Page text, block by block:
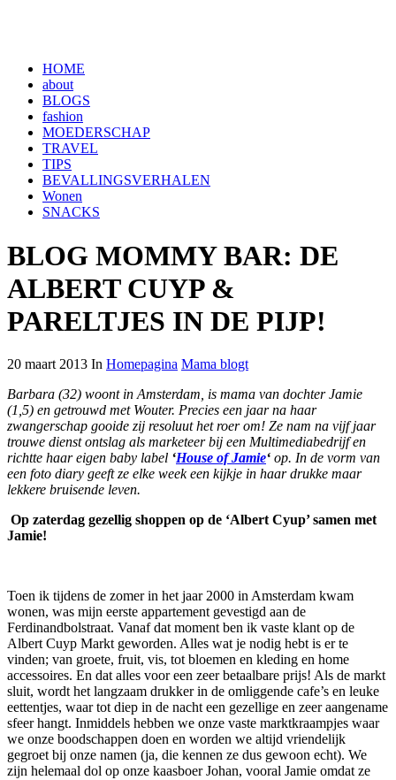
HOME
about
BLOGS
fashion
MOEDERSCHAP
TRAVEL
TIPS
BEVALLINGSVERHALEN
Wonen
SNACKS
BLOG MOMMY BAR: DE
ALBERT CUYP &
PARELTJES IN DE PIJP!
20 maart 2013 In Homepagina Mama blogt
Barbara (32) woont in Amsterdam, is mama van dochter Jamie
(1,5) en getrouwd met Wouter. Precies een jaar na haar
zwangerschap gooide zij resoluut het roer om! Ze nam na vijf jaar
trouwe dienst ontslag als marketeer bij een Multimediabedrijf en
richtte haar eigen baby label ‘House of Jamie‘ op. In de vorm van
een foto diary geeft ze elke week een kijkje in haar drukke maar
lekkere bruisende leven.
Op zaterdag gezellig shoppen op de ‘Albert Cyup’ samen met
Jamie!
Toen ik tijdens de zomer in het jaar 2000 in Amsterdam kwam
wonen, was mijn eerste appartement gevestigd aan de
Ferdinandbolstraat. Vanaf dat moment ben ik vaste klant op de
Albert Cuyp Markt geworden. Alles wat je nodig hebt is er te
vinden; van groete, fruit, vis, tot bloemen en kleding en home
accessoires. En dat alles voor een zeer betaalbare prijs! Als de markt
sluit, wordt het langzaam drukker in de omliggende cafe’s en leuke
eettentjes, waar tot diep in de nacht een gezellige en zeer aangename
sfeer hangt. Inmiddels hebben we onze vaste marktkraampjes waar
we onze boodschappen doen en worden we altijd vriendelijk
gegroet bij onze namen (ja, die kennen ze dus gewoon echt). We
zijn helemaal dol op onze kaasboer Johan, vooral Jamie omdat ze